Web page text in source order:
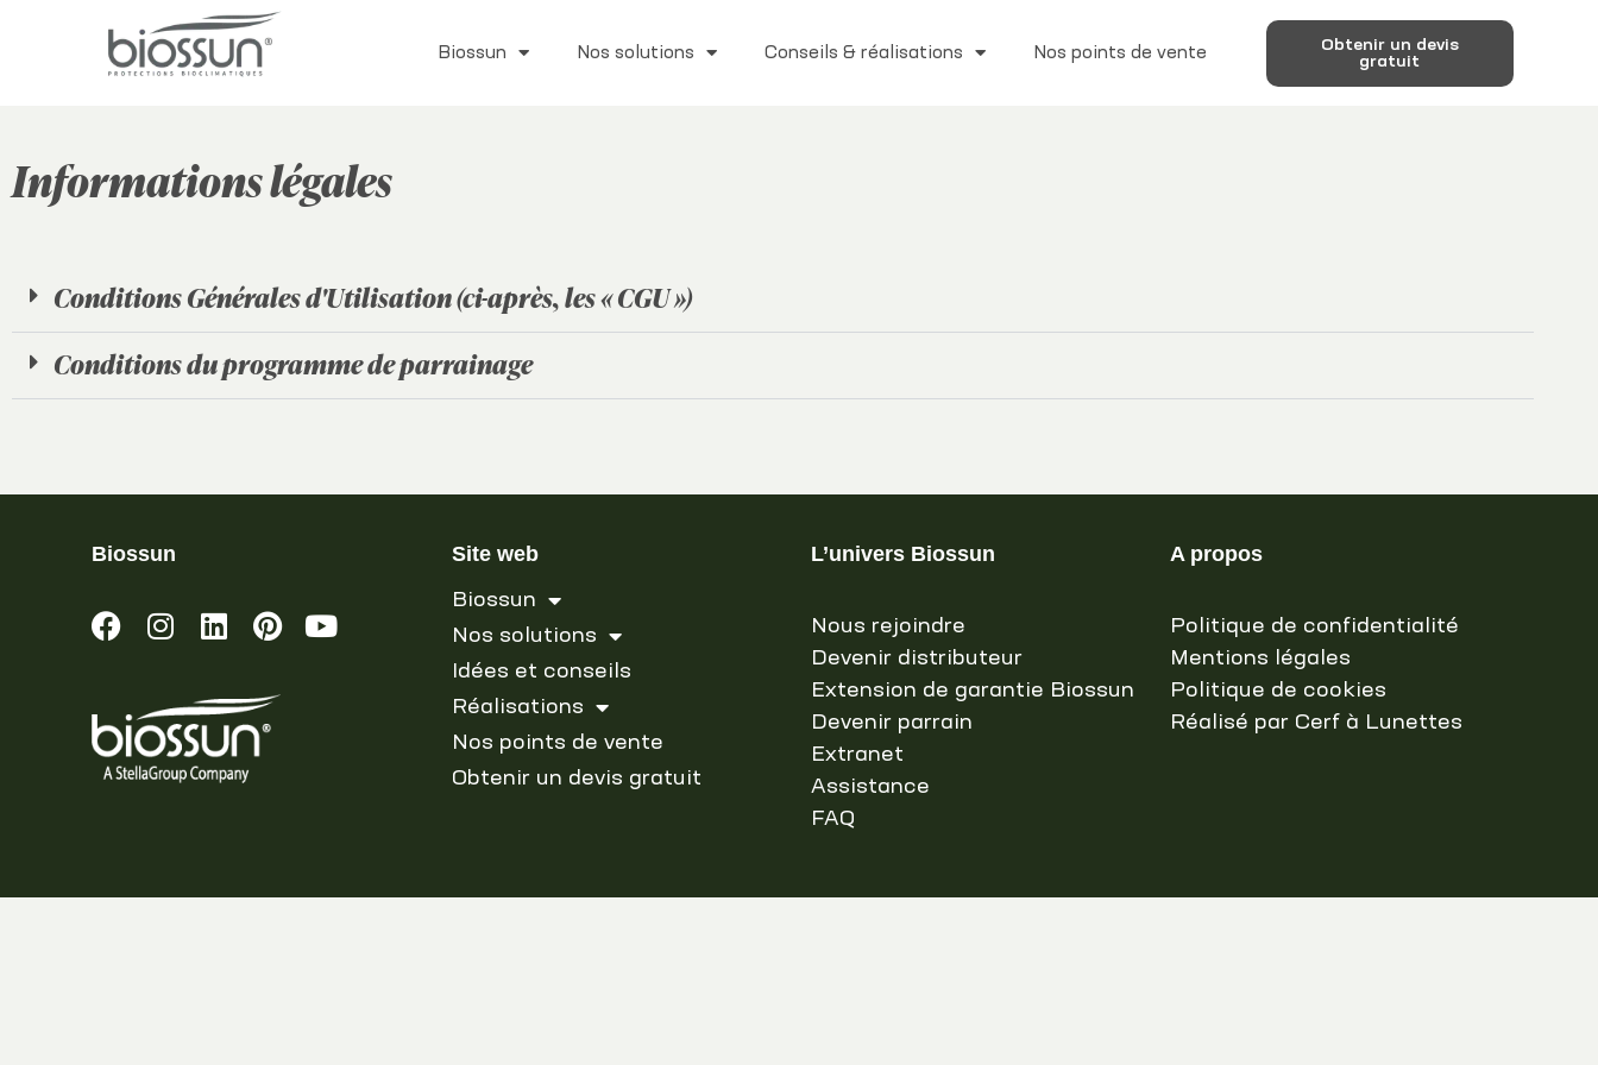
Biossun Nos solutions Conseils & réalisations Nos points de vente
Obtenir un devis
gratuit
Informations légales
Conditions Générales d'Utilisation (ci-après, les « CGU »)
Conditions du programme de parrainage
Biossun Site web
Biossun
Nos solutions
Idées et conseils
Réalisations
Nos points de vente
Obtenir un devis gratuit
L’univers Biossun
Nous rejoindre
Devenir distributeur
Extension de garantie Biossun
Devenir parrain
Extranet
Assistance
FAQ
A propos
Politique de confidentialité
Mentions légales
Politique de cookies
Réalisé par Cerf à Lunettes